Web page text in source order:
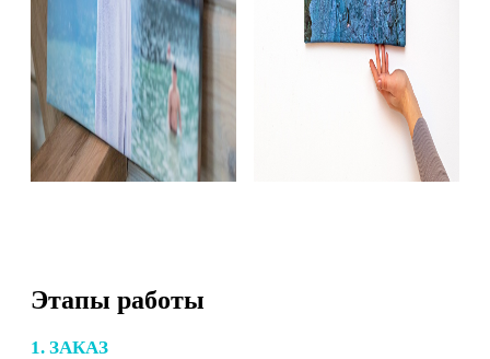
Этапы работы
1. ЗАКАЗ